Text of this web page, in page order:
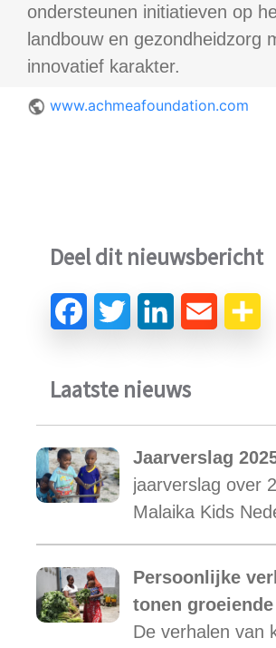
ondersteunen initiatieven op
landbouw en gezondheidzorg
innovatief karakter.
www.achmeafoundation.com
Deel dit nieuwsbericht
Laatste nieuws
Jaarverslag
jaarverslag over
Malaika Kids
met daarin
verslag van de
van Malaika Kids
is uit.
Persoonlijke
tonen groeiende
De verhalen van